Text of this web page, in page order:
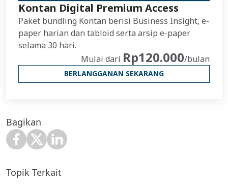
Kontan Digital Premium Access
Paket bundling Kontan berisi Business Insight, e-
paper harian dan tabloid serta arsip e-paper
selama 30 hari.
Mulai dari Rp120.000/bulan
BERLANGGANAN SEKARANG
Bagikan
Topik Terkait